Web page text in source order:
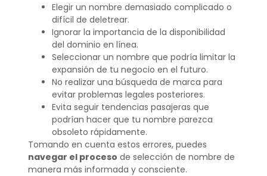
Elegir un nombre demasiado complicado o
difícil de deletrear.
Ignorar la importancia de la disponibilidad
del dominio en línea.
Seleccionar un nombre que podría limitar la
expansión de tu negocio en el futuro.
No realizar una búsqueda de marca para
evitar problemas legales posteriores.
Evita seguir tendencias pasajeras que
podrían hacer que tu nombre parezca
obsoleto rápidamente.
Tomando en cuenta estos errores, puedes
navegar el proceso de selección de nombre de
manera más informada y consciente.